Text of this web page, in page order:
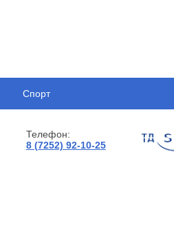
Спорт
Телефон:
8 (7252) 92-10-25